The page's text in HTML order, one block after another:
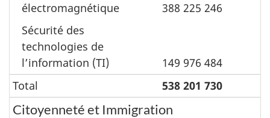
électromagnétique
388 225 246
Sécurité des
technologies de
lʼinformation (TI)
149 976 484
Total
538 201 730
Citoyenneté et Immigration